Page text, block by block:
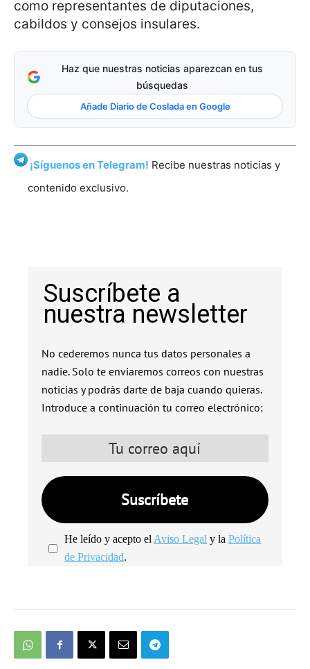
como representantes de diputaciones,
cabildos y consejos insulares.
Haz que nuestras noticias aparezcan en tus
búsquedas
Añade Diario de Coslada en Google
¡Síguenos en Telegram! Recibe nuestras noticias y
contenido exclusivo.
Suscríbete a
nuestra newsletter
No cederemos nunca tus datos personales a
nadie. Solo te enviaremos correos con nuestras
noticias y podrás darte de baja cuando quieras.
Introduce a continuación tu correo electrónico:
He leído y acepto el Aviso Legal y laPolítica
de Privacidad.